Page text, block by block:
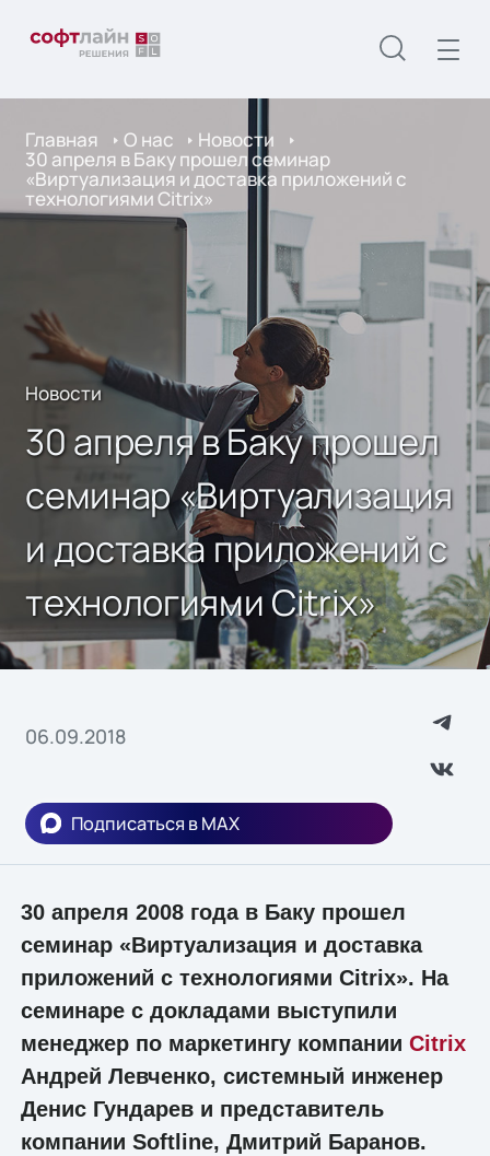
Главная О нас Новости
30 апреля в Баку прошел семинар
«Виртуализация и доставка приложений с
технологиями Citrix»
Новости
30 апреля в Баку прошел
семинар «Виртуализация
и доставка приложений с
технологиями Citrix»
06.09.2018
Подписаться в MAX
30 апреля 2008 года в Баку прошел
семинар «Виртуализация и доставка
приложений с технологиями Citrix». На
семинаре с докладами выступили
менеджер по маркетингу компании Citrix
Андрей Левченко, системный инженер
Денис Гундарев и представитель
компании Softline, Дмитрий Баранов.